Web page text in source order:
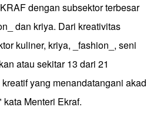
dengan subsektor terbesar
dan kriya. Dari kreativitas
kuliner, kriya, _fashion_, seni
atau sekitar 13 dari 21
yang menandatangani akad
Menteri Ekraf.